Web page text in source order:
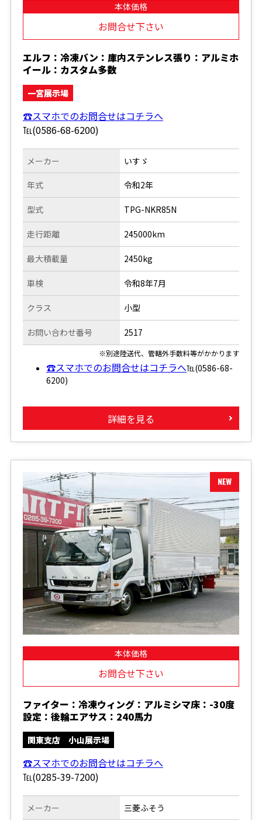
本体価格
お問合せ下さい
エルフ：冷凍バン：庫内ステンレス張り：アルミホ
イール：カスタム多数
一宮展示場
☎スマホでのお問合せはコチラへ
℡(0586-68-6200)
メーカー
年式
型式
走行距離
いすゞ
令和2年
TPG-NKR85N
245000km
最大積載量
車検
クラス
お問い合わせ番号
2450kg
令和8年7月
小型
2517
※別途陸送代、管轄外手数料等がかかります
☎スマホでのお問合せはコチラへ℡(0586-68-
6200)
詳細を見る
本体価格
お問合せ下さい
ファイター：冷凍ウィング：アルミシマ床：-30度
設定：後輪エアサス：240馬力
関東支店 小山展示場
☎スマホでのお問合せはコチラへ
℡(0285-39-7200)
メーカー 三菱ふそう